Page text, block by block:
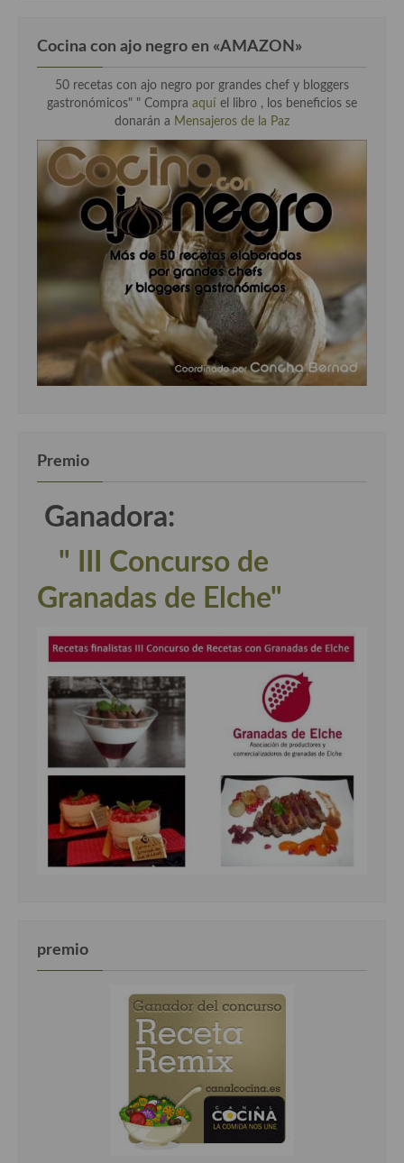
Cocina con ajo negro en «AMAZON»
50 recetas con ajo negro por grandes chef y bloggers
gastronómicos" " Compra aquí el libro , los beneficios se
donarán a Mensajeros de la Paz
Premio
Ganadora:
" III Concurso de
Granadas de Elche"
premio